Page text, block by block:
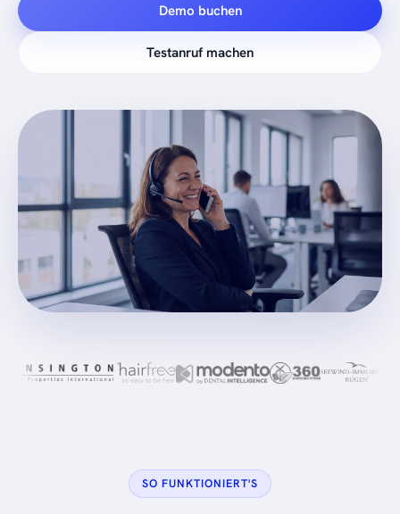
Demo buchen
Testanruf machen
SO FUNKTIONIERT'S